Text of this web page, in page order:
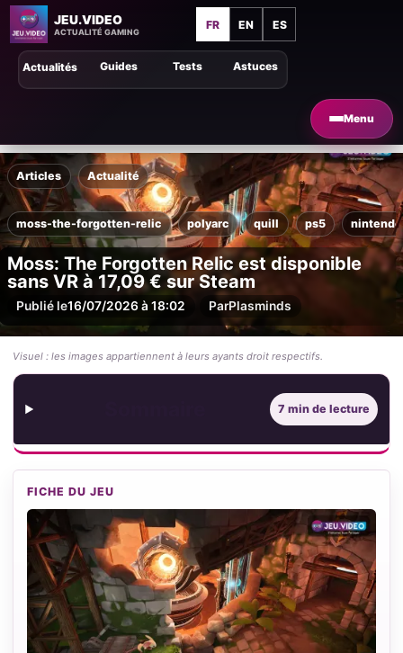
JEU.VIDEO
ACTUALITÉ GAMING
FR EN ES
Menu
Astuces
Guides Tests
Actualités
Articles Actualité
moss-the-forgotten-relic polyarc quill ps5
Moss: The Forgotten Relic est disponible
sans VR à 17,09 € sur Steam
Publié le16/07/2026 à 18:02 ParPlasminds
Visuel : les images appartiennent à leurs ayants droit respectifs.
7 min de lecture
FICHE DU JEU